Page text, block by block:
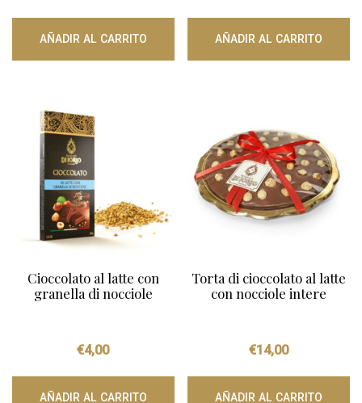
AÑADIR AL CARRITO AÑADIR AL CARRITO
Cioccolato al latte con
granella di nocciole
€4,00
AÑADIR AL CARRITO
Torta di cioccolato al latte
con nocciole intere
€14,00
AÑADIR AL CARRITO